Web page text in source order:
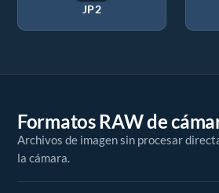
JP2
Formatos RAW de
Archivos de imagen sin procesar
la cámara.